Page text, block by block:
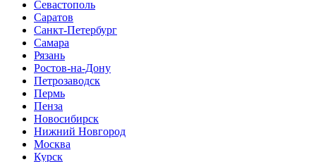
Севастополь
Саратов
Санкт-Петербург
Самара
Рязань
Ростов-на-Дону
Петрозаводск
Пермь
Пенза
Новосибирск
Нижний Новгород
Москва
Курск